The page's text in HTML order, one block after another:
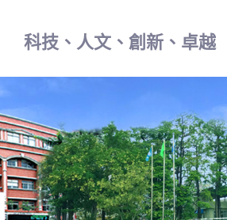
科技、人文、創新、卓越